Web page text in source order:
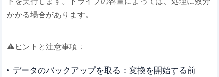
かかる場合があります。
⚠️ヒントと注意事項：
データのバックアップを取る：変換を開始する前